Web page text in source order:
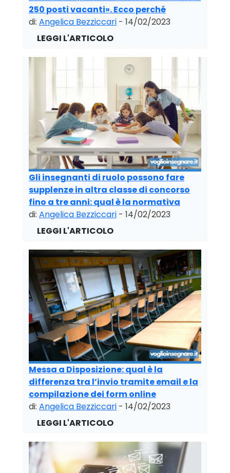
250 posti vacanti». Ecco perché
di: Angelica Bezziccari - 14/02/2023
Gli insegnanti di ruolo possono fare
supplenze in altra classe di concorso
fino a tre anni: qual è la normativa
di: Angelica Bezziccari - 14/02/2023
Messa a Disposizione: qual è la
differenza tra l’invio tramite email e la
compilazione dei form online
di: Angelica Bezziccari - 14/02/2023